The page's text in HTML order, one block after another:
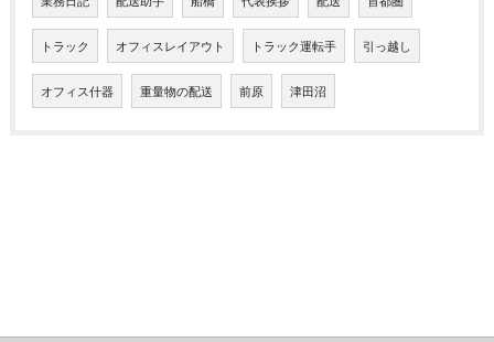
トラック オフィスレイアウト トラック運転手 引っ越し
オフィス什器 重量物の配送 前原 津田沼